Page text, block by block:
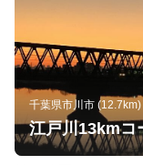
千葉県市川市 (12.7km)
江戸川13kmコ